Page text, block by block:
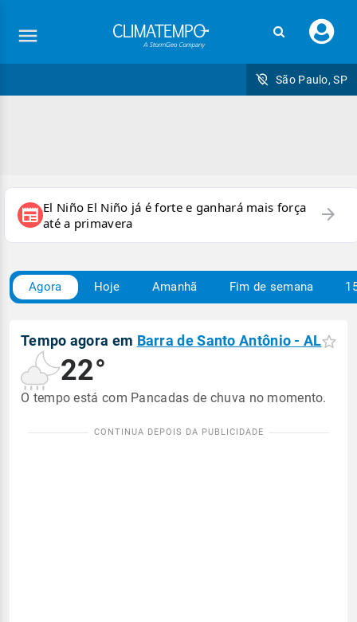
seu
São Paulo, SP
newspaper El Niño El Niño já é forte e ganhará mais força
até a primavera
arrow_forward
Agora Hoje Amanhã Fim de semana
Tempo agora em Barra de Santo Antônio - AL
22°
O tempo está com Pancadas de chuva no momento.